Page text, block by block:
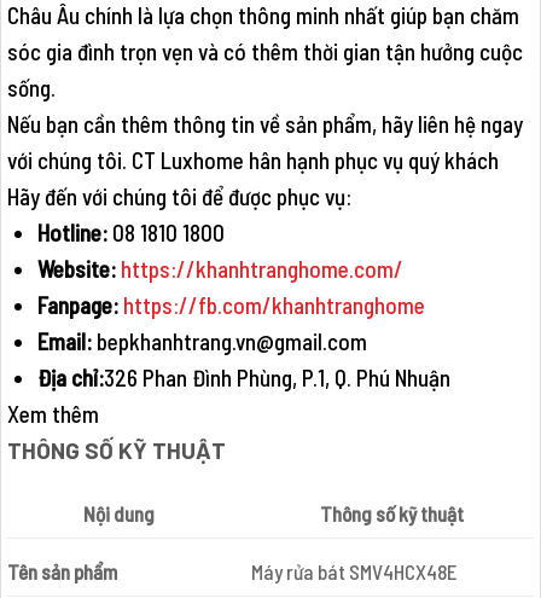
Châu Âu chính là lựa chọn thông minh nhất giúp bạn chăm
sóc gia đình trọn vẹn và có thêm thời gian tận hưởng cuộc
sống.
Nếu bạn cần thêm thông tin về sản phẩm, hãy liên hệ ngay
với chúng tôi. CT Luxhome hân hạnh phục vụ quý khách
Hãy đến với chúng tôi để được phục vụ:
Hotline:08 1810 1800
Website: https://khanhtranghome.com/
Fanpage: https://fb.com/khanhtranghome
Email: bepkhanhtrang.vn@gmail.com
Địa chỉ:326 Phan Đình Phùng, P.1, Q. Phú Nhuận
Xem thêm
THÔNG SỐ KỸ THUẬT
Nội dung Thông số kỹ thuật
Tên sản phẩm Máy rửa bát SMV4HCX48E